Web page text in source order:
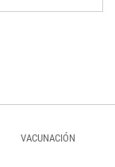
VACUNACIÓN